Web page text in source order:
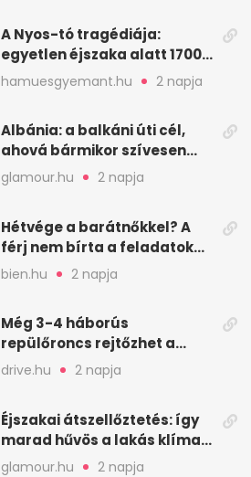
A Nyos-tó tragédiája:
egyetlen éjszaka alatt 1700
ember halt meg
hamuesgyemant.hu 2 napja
Albánia: a balkáni úti cél,
ahová bármikor szívesen
visszamennék
glamour.hu 2 napja
Hétvége a barátnőkkel? A
férj nem bírta a feladatokat,
a feleség levegőt kér
bien.hu 2 napja
Még 3-4 háborús
repülőroncs rejtőzhet a
Balaton mélyén
drive.hu 2 napja
Éjszakai átszellőztetés: így
marad hűvös a lakás klíma
nélkül
glamour.hu 2 napja